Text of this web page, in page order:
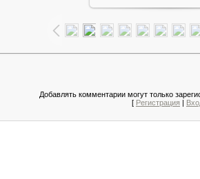
Добавлять комментарии могут только
[ Регистрация |